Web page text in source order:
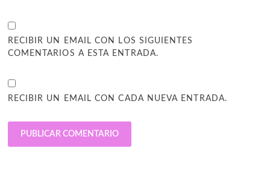
RECIBIR UN EMAIL CON LOS SIGUIENTES
COMENTARIOS A ESTA ENTRADA.
RECIBIR UN EMAIL CON CADA NUEVA ENTRADA.